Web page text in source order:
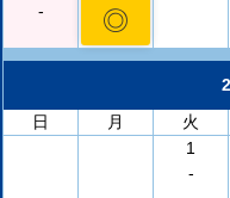
-
◎
日
月 火
1
-